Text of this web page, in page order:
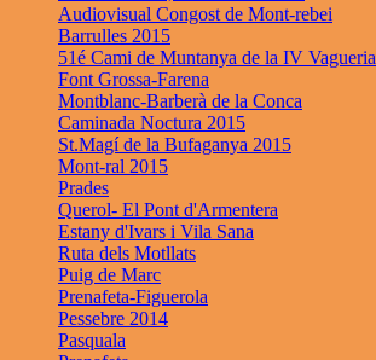
Audiovisual Congost de Mont-rebei
Barrulles 2015
51é Cami de Muntanya de la IV Vagueria
Font Grossa-Farena
Montblanc-Barberà de la Conca
Caminada Noctura 2015
St.Magí de la Bufaganya 2015
Mont-ral 2015
Prades
Querol- El Pont d'Armentera
Estany d'Ivars i Vila Sana
Ruta dels Motllats
Puig de Marc
Prenafeta-Figuerola
Pessebre 2014
Pasquala